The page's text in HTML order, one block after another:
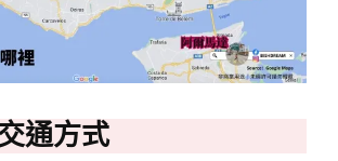
通方式